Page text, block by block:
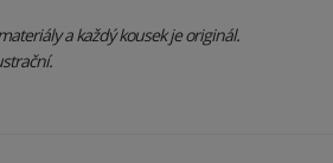
a každý kousek je originál.